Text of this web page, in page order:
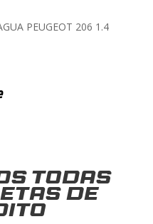
PEUGEOT 206 1.4
todas
de